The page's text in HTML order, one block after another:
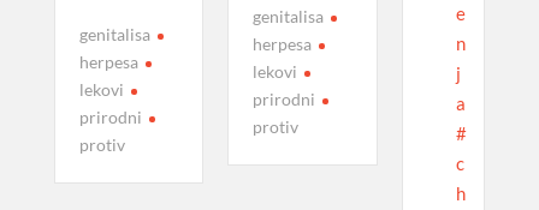
genitalisa
herpesa
lekovi
prirodni
protiv
genitalisa
herpesa
lekovi
prirodni
protiv
e
n
j
a
#
c
h